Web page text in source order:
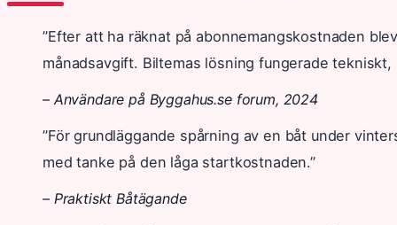
”Efter att ha räknat på abonnemangskostnaden
månadsavgift. Biltemas lösning fungerade tekniskt,
– Användare på Byggahus.se forum, 2024
”För grundläggande spårning av en båt under
med tanke på den låga startkostnaden.”
– Praktiskt Båtägande